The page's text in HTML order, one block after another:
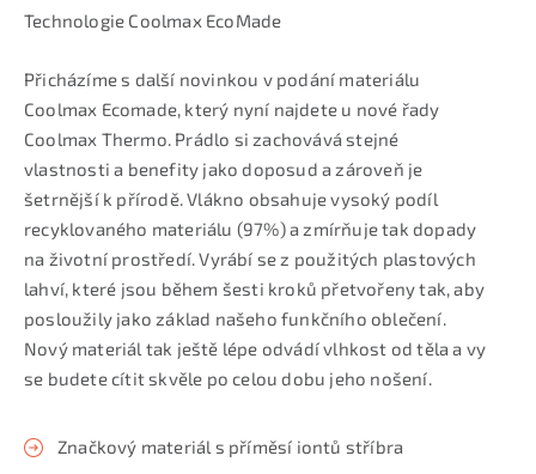
Technologie Coolmax EcoMade
Přicházíme s další novinkou v podání materiálu
Coolmax Ecomade, který nyní najdete u nové řady
Coolmax Thermo. Prádlo si zachovává stejné
vlastnosti a benefity jako doposud a zároveň je
šetrnější k přírodě. Vlákno obsahuje vysoký podíl
recyklovaného materiálu (97%) a zmírňuje tak dopady
na životní prostředí. Vyrábí se z použitých plastových
lahví, které jsou během šesti kroků přetvořeny tak, aby
posloužily jako základ našeho funkčního oblečení.
Nový materiál tak ještě lépe odvádí vlhkost od těla a vy
se budete cítit skvěle po celou dobu jeho nošení.
Značkový materiál s příměsí iontů stříbra